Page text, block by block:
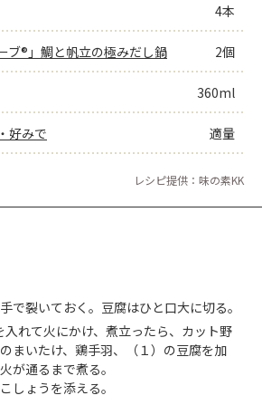
4本
ブ®」鯛と帆立の極みだし鍋 2個
360ml
好みで 適量
レシピ提供：味の素KK
で裂いておく。豆腐はひと口大に切る。
入れて火にかけ、煮立ったら、カット野
まいたけ、鶏手羽、（１）の豆腐を加
が通るまで煮る。
しょうを添える。